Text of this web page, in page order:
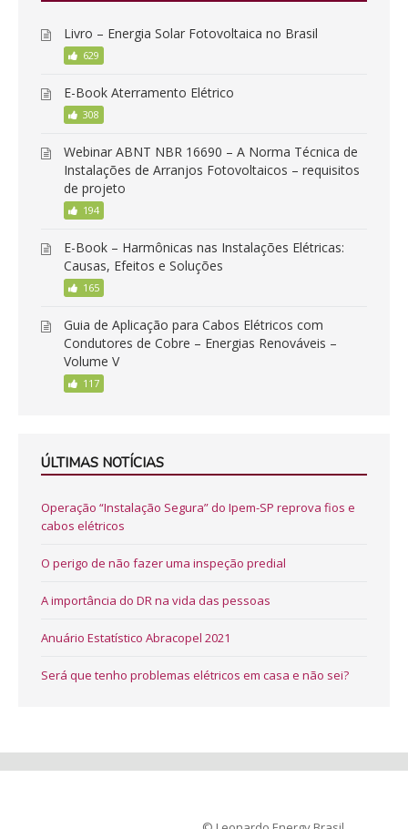
Livro – Energia Solar Fotovoltaica no Brasil
629
E-Book Aterramento Elétrico
308
Webinar ABNT NBR 16690 – A Norma Técnica de
Instalações de Arranjos Fotovoltaicos – requisitos
de projeto
194
E-Book – Harmônicas nas Instalações Elétricas:
Causas, Efeitos e Soluções
165
Guia de Aplicação para Cabos Elétricos com
Condutores de Cobre – Energias Renováveis –
Volume V
117
ÚLTIMAS NOTÍCIAS
Operação “Instalação Segura” do Ipem-SP reprova fios e
cabos elétricos
O perigo de não fazer uma inspeção predial
A importância do DR na vida das pessoas
Anuário Estatístico Abracopel 2021
Será que tenho problemas elétricos em casa e não sei?